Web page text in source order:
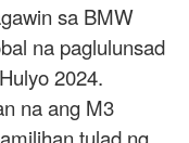
sa BMW
na paglulunsad
2024.
na ang M3